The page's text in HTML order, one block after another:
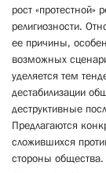
рост «протестной»
религиозности.
ее причины,
возможных
уделяется тем
дестабилизации
деструктивные
Предлагаются
сложившихся
стороны общества.